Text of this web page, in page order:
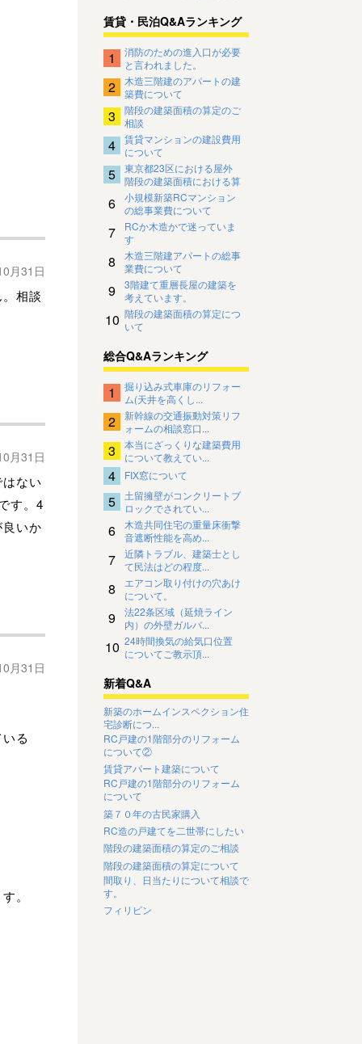
月31日
相談
月31日
ない
す。4
いか
月31日
る
。
賃貸・民泊Q&Aランキング
1
消防のための進入口が必要
と言われました。
2
木造三階建のアパートの建
築費について
3
階段の建築面積の算定のご
相談
4
賃貸マンションの建設費用
について
5
東京都23区における屋外
階段の建築面積における算
入、不算入
6
小規模新築RCマンション
の総事業費について
7
RCか木造かで迷っていま
す
8
木造三階建アパートの総事
業費について
9
3階建て重層長屋の建築を
考えています。
10 階段の建築面積の算定につ
いて
総合Q&Aランキング
1
掘り込み式車庫のリフォー
ム(天井を高くし...
2
新幹線の交通振動対策リフ
ォームの相談窓口...
3
本当にざっくりな建築費用
について教えてい...
4 FIX窓について
5
土留擁壁がコンクリートブ
ロックでされてい...
6
木造共同住宅の重量床衝撃
音遮断性能を高め...
7
近隣トラブル、建築士とし
て民法はどの程度...
8
エアコン取り付けの穴あけ
について。
9
法22条区域（延焼ライン
内）の外壁ガルバ...
10 24時間換気の給気口位置
についてご教示頂...
新着Q&A
新築のホームインスペクション住
宅診断につ...
RC戸建の1階部分のリフォーム
について②
賃貸アパート建築について
RC戸建の1階部分のリフォーム
について
築７０年の古民家購入
RC造の戸建てを二世帯にしたい
階段の建築面積の算定のご相談
階段の建築面積の算定について
間取り、日当たりについて相談で
す。
フィリピン